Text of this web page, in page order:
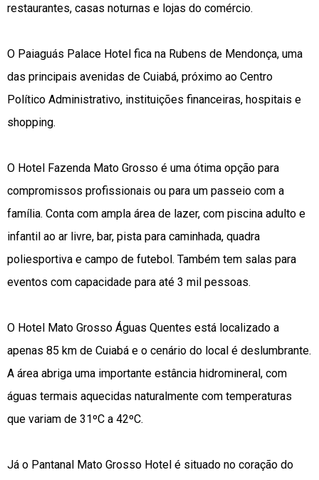
restaurantes, casas noturnas e lojas do comércio.
O Paiaguás Palace Hotel fica na Rubens de Mendonça, uma
das principais avenidas de Cuiabá, próximo ao Centro
Político Administrativo, instituições financeiras, hospitais e
shopping.
O Hotel Fazenda Mato Grosso é uma ótima opção para
compromissos profissionais ou para um passeio com a
família. Conta com ampla área de lazer, com piscina adulto e
infantil ao ar livre, bar, pista para caminhada, quadra
poliesportiva e campo de futebol. Também tem salas para
eventos com capacidade para até 3 mil pessoas.
O Hotel Mato Grosso Águas Quentes está localizado a
apenas 85 km de Cuiabá e o cenário do local é deslumbrante.
A área abriga uma importante estância hidromineral, com
águas termais aquecidas naturalmente com temperaturas
que variam de 31ºC a 42ºC.
Já o Pantanal Mato Grosso Hotel é situado no coração do